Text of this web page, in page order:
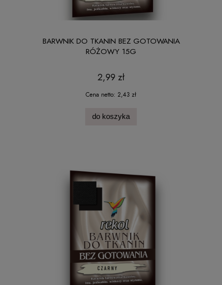
BARWNIK DO TKANIN BEZ GOTOWANIA
RÓŻOWY 15G
2,99 zł
Cena netto: 2,43 zł
do koszyka